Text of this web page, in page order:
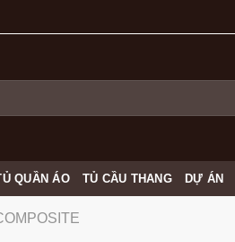
QUẦN ÁO TỦ CẦU THANG DỰ ÁN